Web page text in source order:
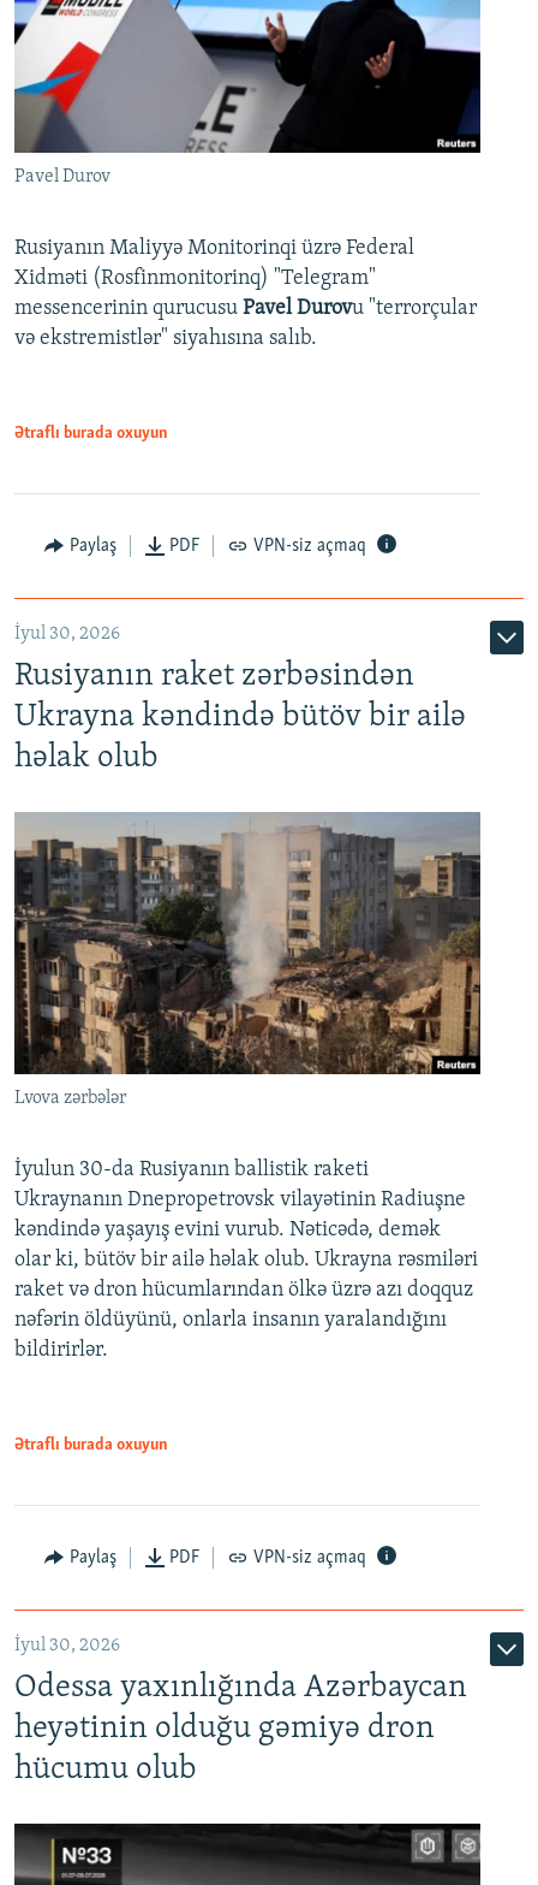
Pavel Durov
Rusiyanın Maliyyə Monitorinqi üzrə Federal
Xidməti (Rosfinmonitorinq) "Telegram"
messencerinin qurucusu Pavel Durovu "terrorçular
və ekstremistlər" siyahısına salıb.
Ətraflı burada oxuyun
Paylaş PDF VPN-siz açmaq
İyul 30, 2026
Rusiyanın raket zərbəsindən
Ukrayna kəndində bütöv bir ailə
həlak olub
Lvova zərbələr
İyulun 30-da Rusiyanın ballistik raketi
Ukraynanın Dnepropetrovsk vilayətinin Radiuşne
kəndində yaşayış evini vurub. Nəticədə, demək
olar ki, bütöv bir ailə həlak olub. Ukrayna rəsmiləri
raket və dron hücumlarından ölkə üzrə azı doqquz
nəfərin öldüyünü, onlarla insanın yaralandığını
bildirirlər.
Ətraflı burada oxuyun
Paylaş PDF VPN-siz açmaq
İyul 30, 2026
Odessa yaxınlığında Azərbaycan
heyətinin olduğu gəmiyə dron
hücumu olub